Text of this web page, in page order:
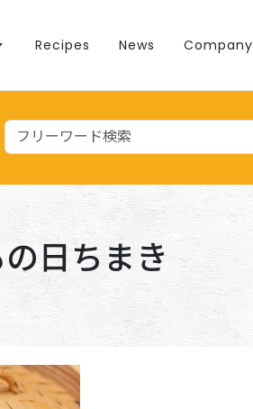
Recipes News Company
日ちまき